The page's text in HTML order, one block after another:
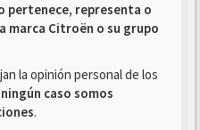
pertenece, representa o
marca Citroën o su grupo
la opinión personal de los
caso somos
.